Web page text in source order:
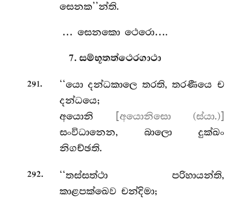
සෙනක’’න්ති.
… සෙනකො ථෙරො….
7. සම්භූතත්ථෙරගාථා
291.
‘‘යො දන්ධකාලෙ තරති, තරණීයෙ ච
දන්ධයෙ;
අයොනි
[අයොනිසො (ස්යා.)]
සංවිධානෙන, බාලො දුක්ඛං
නිගච්ඡති.
292.
‘‘තස්සත්ථා පරිහායන්ති,
කාළපක්ඛෙව චන්දිමා;